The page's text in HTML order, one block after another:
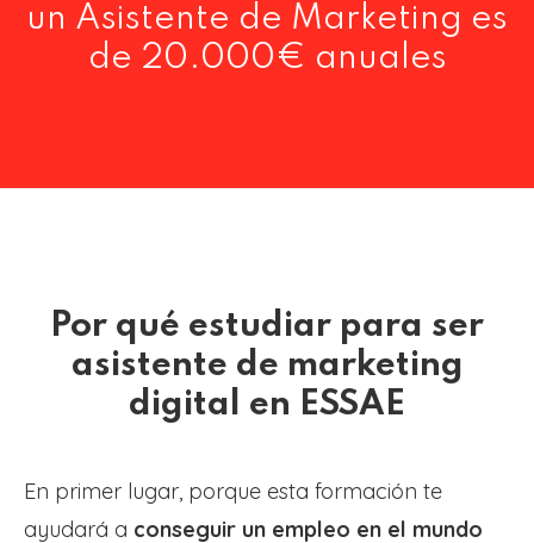
un Asistente de Marketing es
de 20.000€ anuales
Por qué estudiar para ser
asistente de marketing
digital en ESSAE
En primer lugar, porque esta formación te
ayudará a conseguir un empleo en el mundo